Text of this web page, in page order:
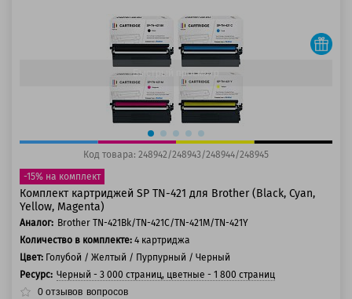
Быстрый просмотр
Код товара: 248942/248943/248944/248945
-15% на комплект
Комплект картриджей SP ТN-421 для Brother (Black, Cyan,
Yellow, Magenta)
Аналог: Brother TN-421Bk/TN-421C/TN-421M/TN-421Y
Количество в комплекте: 4 картриджа
Цвет: Голубой / Желтый / Пурпурный / Черный
Ресурс: Черный - 3 000 страниц, цветные - 1 800 страниц
0 отзывов вопросов